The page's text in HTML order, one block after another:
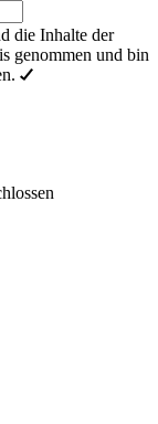
die Inhalte der
genommen und bin